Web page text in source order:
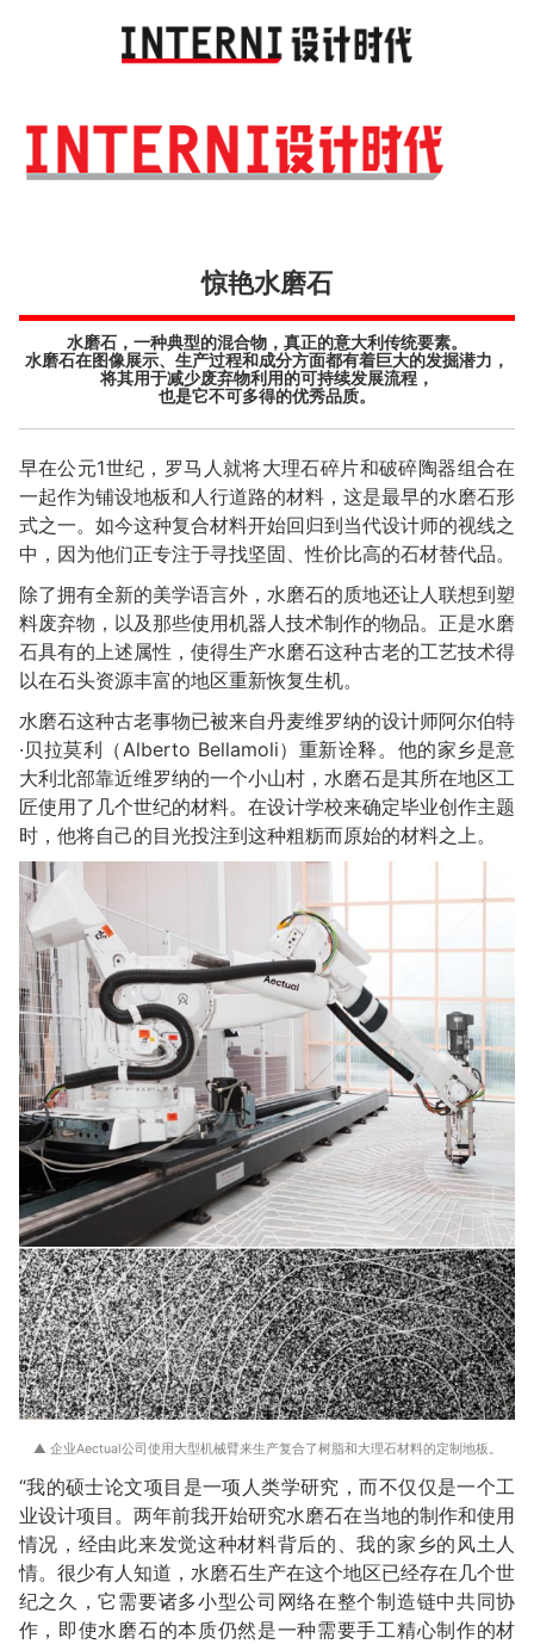
惊艳水磨石
水磨石，一种典型的混合物，真正的意大利传统要素。
水磨石在图像展示、生产过程和成分方面都有着巨大的发掘潜力，
将其用于减少废弃物利用的可持续发展流程，
也是它不可多得的优秀品质。
早在公元1世纪，罗马人就将大理石碎片和破碎陶器组合在
一起作为铺设地板和人行道路的材料，这是最早的水磨石形
式之一。如今这种复合材料开始回归到当代设计师的视线之
中，因为他们正专注于寻找坚固、性价比高的石材替代品。
除了拥有全新的美学语言外，水磨石的质地还让人联想到塑
料废弃物，以及那些使用机器人技术制作的物品。正是水磨
石具有的上述属性，使得生产水磨石这种古老的工艺技术得
以在石头资源丰富的地区重新恢复生机。
水磨石这种古老事物已被来自丹麦维罗纳的设计师阿尔伯特
·贝拉莫利（Alberto Bellamoli）重新诠释。他的家乡是意
大利北部靠近维罗纳的一个小山村，水磨石是其所在地区工
匠使用了几个世纪的材料。在设计学校来确定毕业创作主题
时，他将自己的目光投注到这种粗粝而原始的材料之上。
▲ 企业Aectual公司使用大型机械臂来生产复合了树脂和大理石材料的定制地板。
“我的硕士论文项目是一项人类学研究，而不仅仅是一个工
业设计项目。两年前我开始研究水磨石在当地的制作和使用
情况，经由此来发觉这种材料背后的、我的家乡的风土人
情。很少有人知道，水磨石生产在这个地区已经存在几个世
纪之久，它需要诸多小型公司网络在整个制造链中共同协
作，即使水磨石的本质仍然是一种需要手工精心制作的材